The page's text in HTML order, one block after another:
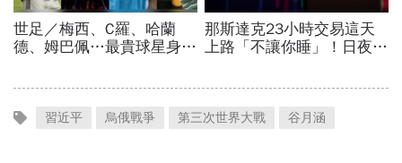
習近平 烏俄戰爭 第三次世界大戰 谷月涵